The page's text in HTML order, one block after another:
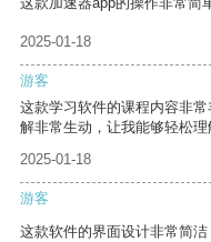
2025-01-18
游客
这款学习软件的课程内容非
解非常生动，让我能够轻松理
2025-01-18
游客
这款软件的界面设计非常简洁